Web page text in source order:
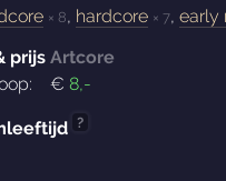
× 8, hardcore × 7, early
prijs Artcore
€ 8,-
?